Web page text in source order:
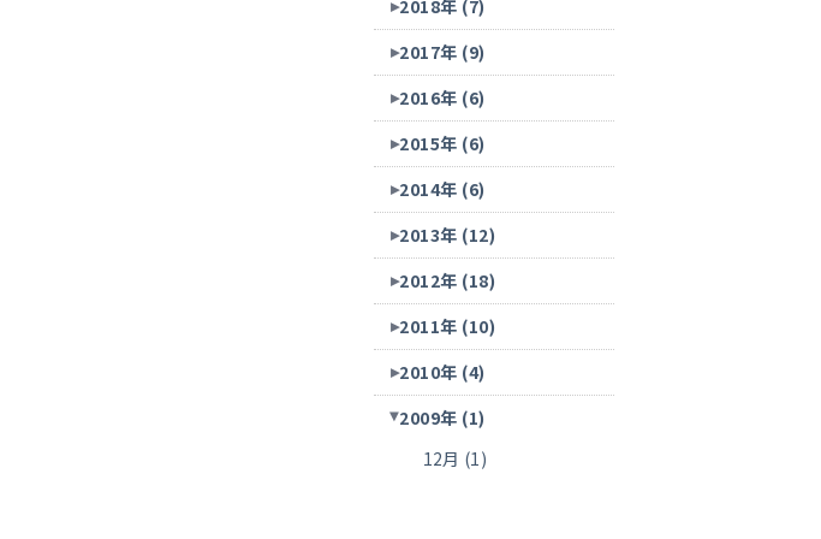
2018年 (7)
2017年 (9)
2016年 (6)
2015年 (6)
2014年 (6)
2013年 (12)
2012年 (18)
2011年 (10)
2010年 (4)
2009年 (1)
12月 (1)